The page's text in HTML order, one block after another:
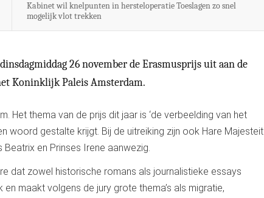
Kabinet wil knelpunten in hersteloperatie Toeslagen zo snel
mogelijk vlot trekken
26 november de Erasmusprijs uit aan de
Koninklijk Paleis Amsterdam.
Het thema van de prijs dit jaar is ‘de verbeelding van het
woord gestalte krijgt. Bij de uitreiking zijn ook Hare Majesteit
Beatrix en Prinses Irene aanwezig.
dat zowel historische romans als journalistieke essays
maakt volgens de jury grote thema’s als migratie,